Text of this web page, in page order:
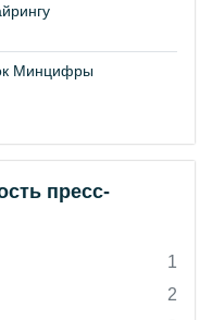
Минцифры
пресс-
1
2